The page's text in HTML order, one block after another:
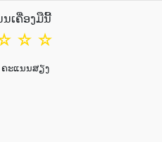
ເຄື່ອງມືນີ້
☆
☆
ະແນນສຽງ